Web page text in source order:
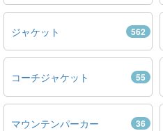
ジャケット 562
コーチジャケット 55
マウンテンパーカー 36